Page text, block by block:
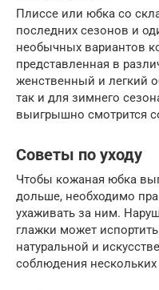
Плиссе или юбка со
последних сезонов и
необычных вариантов
представленная в
женственный и легкий
так и для зимнего
выигрышно смотрится
Советы по уходу
Чтобы кожаная юбка
дольше, необходимо
ухаживать за ним.
глажки может
натуральной и
соблюдения